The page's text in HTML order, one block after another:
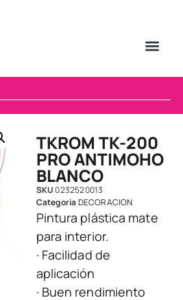
TKROM TK-200
PRO ANTIMOHO
BLANCO
SKU0232520013
CategoriaDECORACION
Pintura plástica mate
para interior.
· Facilidad de
aplicación
· Buen rendimiento